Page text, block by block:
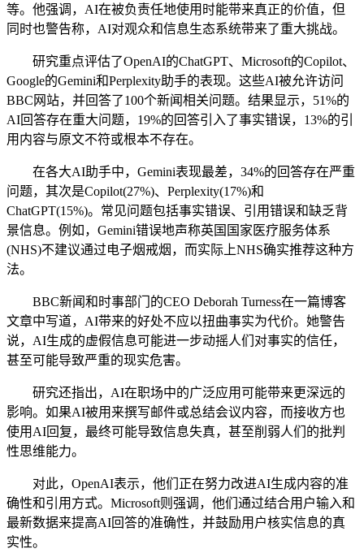
等。他强调，AI在被负责任地使用时能带来真正的价值，但
同时也警告称，AI对观众和信息生态系统带来了重大挑战。
研究重点评估了OpenAI的ChatGPT、Microsoft的Copilot、
Google的Gemini和Perplexity助手的表现。这些AI被允许访问
BBC网站，并回答了100个新闻相关问题。结果显示，51%的
AI回答存在重大问题，19%的回答引入了事实错误，13%的引
用内容与原文不符或根本不存在。
在各大AI助手中，Gemini表现最差，34%的回答存在严重
问题，其次是Copilot(27%)、Perplexity(17%)和
ChatGPT(15%)。常见问题包括事实错误、引用错误和缺乏背
景信息。例如，Gemini错误地声称英国国家医疗服务体系
(NHS)不建议通过电子烟戒烟，而实际上NHS确实推荐这种方
法。
BBC新闻和时事部门的CEO Deborah Turness在一篇博客
文章中写道，AI带来的好处不应以扭曲事实为代价。她警告
说，AI生成的虚假信息可能进一步动摇人们对事实的信任，
甚至可能导致严重的现实危害。
研究还指出，AI在职场中的广泛应用可能带来更深远的
影响。如果AI被用来撰写邮件或总结会议内容，而接收方也
使用AI回复，最终可能导致信息失真，甚至削弱人们的批判
性思维能力。
对此，OpenAI表示，他们正在努力改进AI生成内容的准
确性和引用方式。Microsoft则强调，他们通过结合用户输入和
最新数据来提高AI回答的准确性，并鼓励用户核实信息的真
实性。